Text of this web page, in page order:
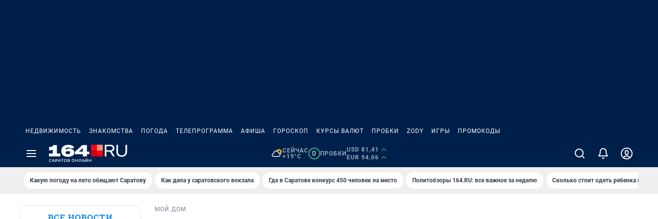
НЕДВИЖИМОСТЬ ЗНАКОМСТВА ПОГОДА ТЕЛЕПРОГРАММА АФИША ГОРОСКОП КУРСЫ ВАЛЮТ ПРОБКИ ZODY ИГРЫ ПРОМОКОДЫ
СЕЙЧАС
+19°C
0 ПРОБКИ
USD 81,41
EUR 94,06
Какую погоду на лето обещают Саратову Как дела у саратовского вокзала Где в Саратове конкурс 450 человек на место Политобзоры 164.RU: все важное за неделю Сколько стоит одеть ребенка на
МОЙ ДОМ